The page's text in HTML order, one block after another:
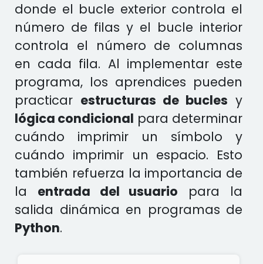
donde el bucle exterior controla el
número de filas y el bucle interior
controla el número de columnas
en cada fila. Al implementar este
programa, los aprendices pueden
practicar estructuras de bucles y
lógica condicional para determinar
cuándo imprimir un símbolo y
cuándo imprimir un espacio. Esto
también refuerza la importancia de
la entrada del usuario para la
salida dinámica en programas de
Python.